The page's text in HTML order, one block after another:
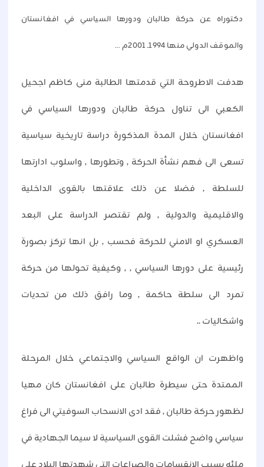
دكتوراه عن حركة طالبان ودورها السياسي في افغانستان
والموقف الدولي منها 1994ـ 2001م ...
هدفت الاطروحة التي قدمتها الطالبة منى كاظم اجحيل
الكعبي الى تناول حركة طالبان ودورها السياسي في
افغانستان خلال المدة المذكورة دراسة تاريخية سياسية
تسعى الى فهم نشأة الحركة , وتطورها , واسلوب ادارتها
للسلطة , فضلا عن ذلك علاقتها بالقوى الداخلية
والاقليمية والدولية , ولم تقتصر الدراسة على البعد
العسكري او الامني للحركة فحسب , بل انها تركز بصورة
رئيسية على دورها السياسي , , وكيفية تحولها من حركة
تمرد الى سلطة حاكمة , وما رافق ذلك من تحديات
واشكاليات ..
واظهرت ان الواقع السياسي والاجتماعي خلال المرحلة
الممتدة حتى سيطرة طالبان على افغانستان كان مهيا
لظهور حركة طالبان , فقد ادى الانسحاب السوفيتي الى فراغ
سياسي واضح فشلت القوى السياسية لا سيما الجهادية في